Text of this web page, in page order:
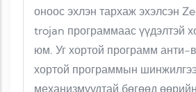
оноос эхлэн тархаж эхэлсэн
trojan программаас үүдэлтэй
юм. Уг хортой программ анти-
хортой программын
механизмуудтай бөгөөд